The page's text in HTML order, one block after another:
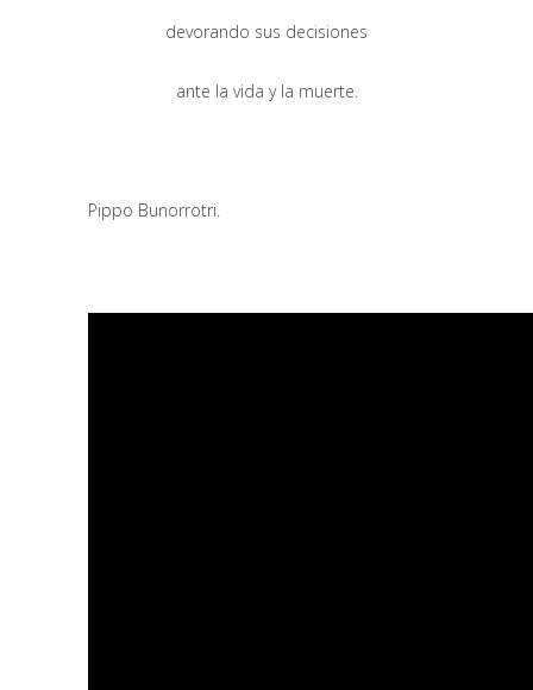
devorando sus decisiones
ante la vida y la muerte.
Pippo Bunorrotri.